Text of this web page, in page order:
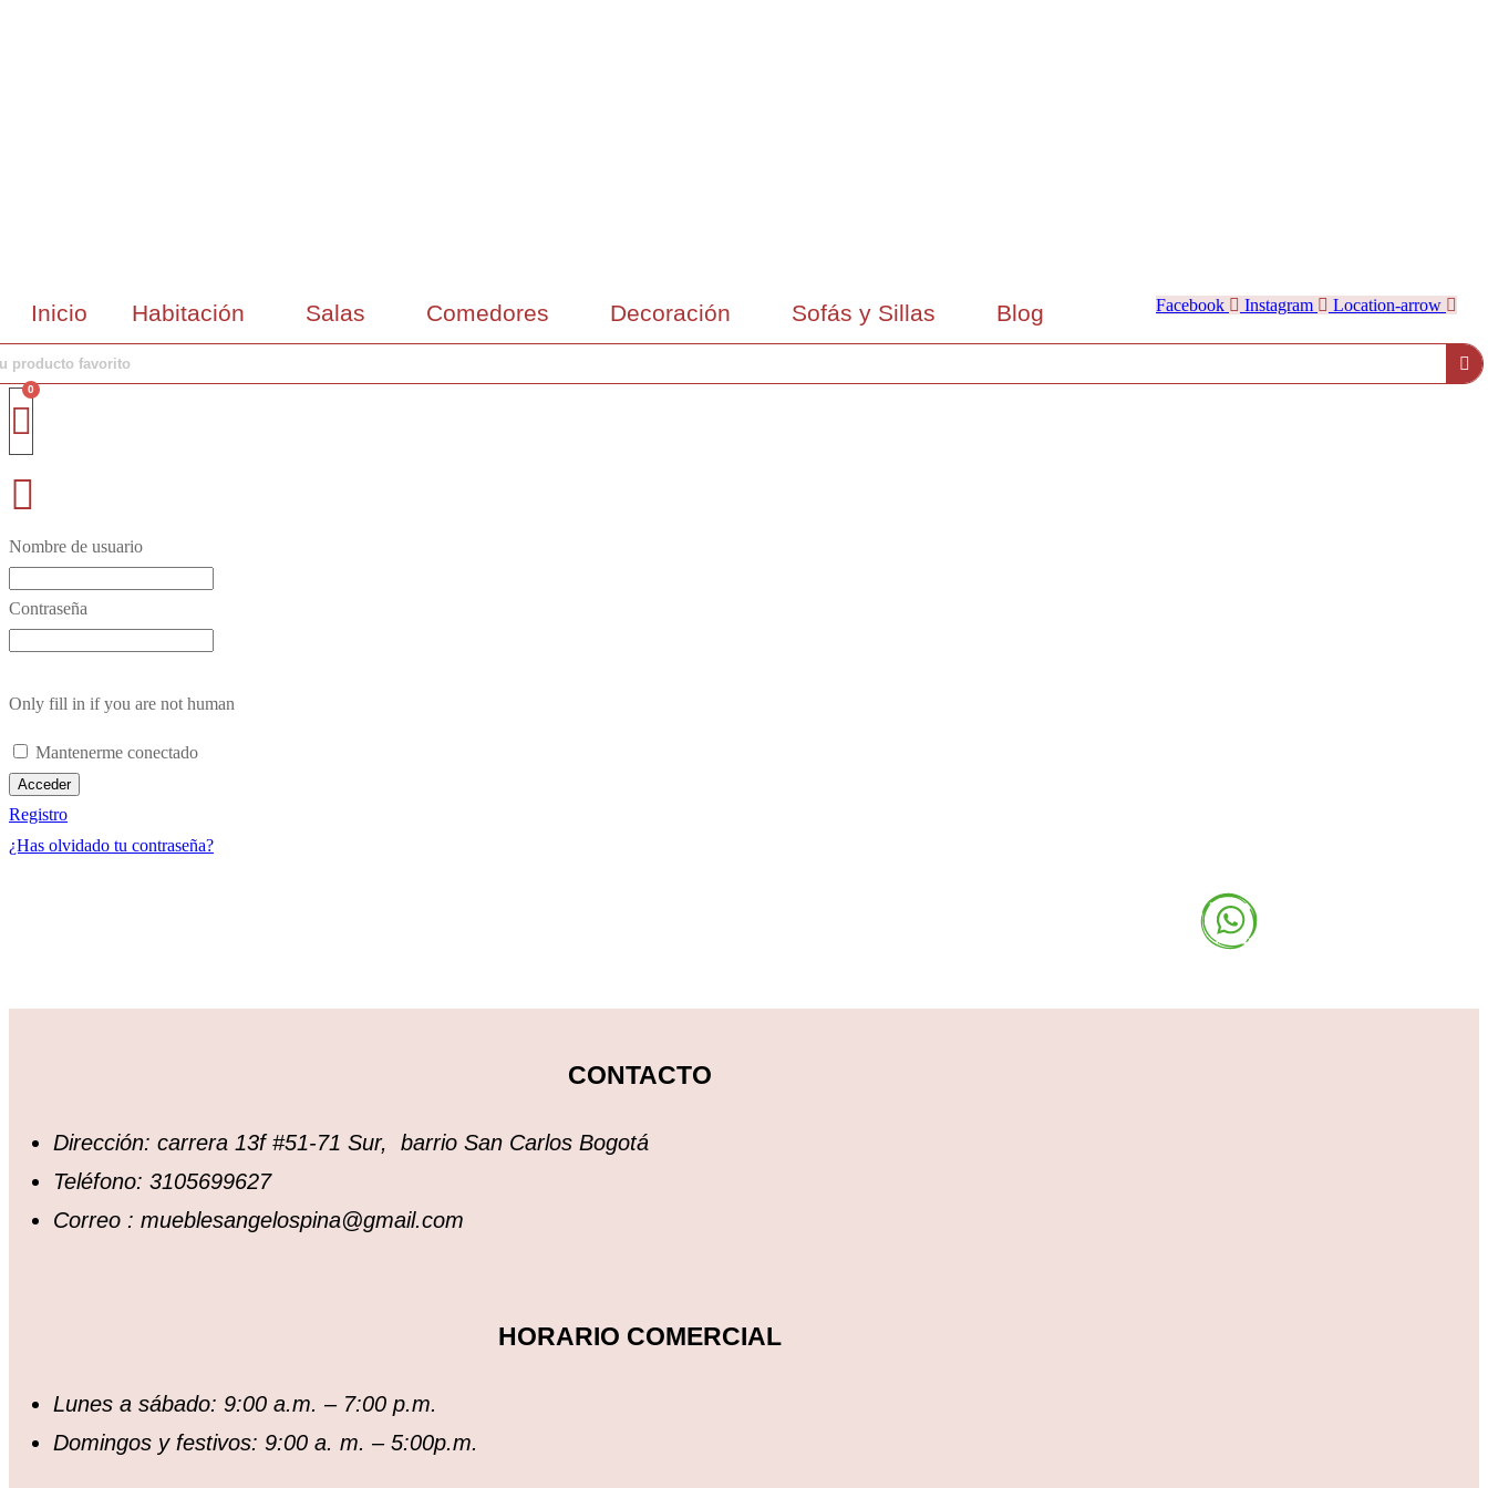
Facebook Instagram Location-arrow
Inicio Habitación Salas Comedores Decoración Sofás y Sillas Blog
Nombre de usuario
Contraseña
Only fill in if you are not human
Mantenerme conectado
Registro
¿Has olvidado tu contraseña?
CONTACTO
Dirección: carrera 13f #51-71 Sur, barrio San Carlos Bogotá
Teléfono: 3105699627
Correo : mueblesangelospina@gmail.com
HORARIO COMERCIAL
Lunes a sábado: 9:00 a.m. – 7:00 p.m.
Domingos y festivos: 9:00 a. m. – 5:00p.m.